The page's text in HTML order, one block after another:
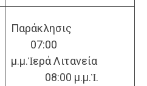
Παράκλησις
07:00
μ.μ.Ἱερά Λιτανεία
08:00 μ.μ.Ἱ.